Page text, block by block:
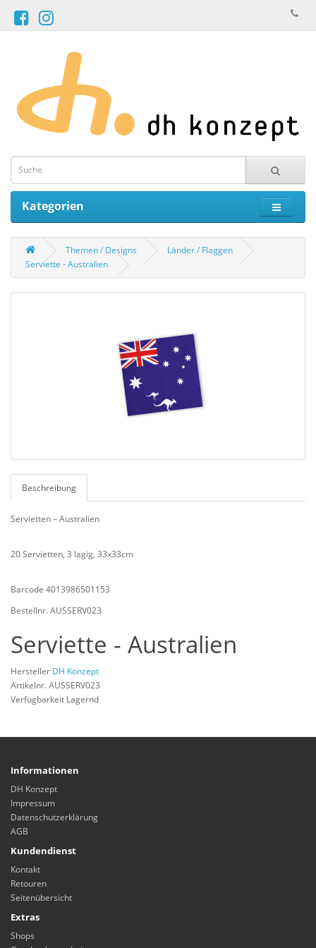
Kategorien
Themen / Designs
Länder / Flaggen
Serviette - Australien
Beschreibung
Servietten – Australien
20 Servietten, 3 lagig, 33x33cm
Barcode 4013986501153
Bestellnr. AUSSERV023
Serviette - Australien
Hersteller DH Konzept
Artikelnr. AUSSERV023
Verfügbarkeit Lagernd
Informationen
DH Konzept
Impressum
Datenschutzerklärung
AGB
Kundendienst
Kontakt
Retouren
Seitenübersicht
Extras
Shops